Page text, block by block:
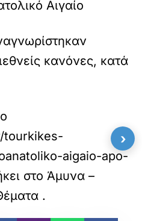
Αιγαίο
κανόνες, κατά
tourkikes-
aigaio-apo-
στοΆμυνα –
.
›